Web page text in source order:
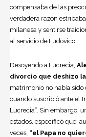
compensaba de las
verdadera razón
milanesa y sentirse
al servicio de Ludovico.
Desoyendo a Lucrecia,
divorcio que deshizo
matrimonio no había sido
cuando suscribió ante el
Lucrecia”. Sin embargo,
estados, especificó que,
veces, “el Papa no